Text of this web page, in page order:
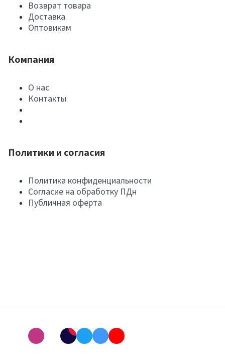
Возврат товара
Доставка
Оптовикам
Компания
О нас
Контакты
Политики и согласия
Политика конфиденциальности
Согласие на обработку ПДн
Публичная оферта